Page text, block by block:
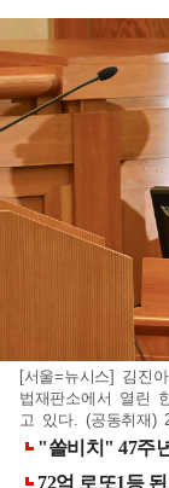
[서울=뉴시스] 김진
법재판소에서 열린
고 있다. (공동취재)